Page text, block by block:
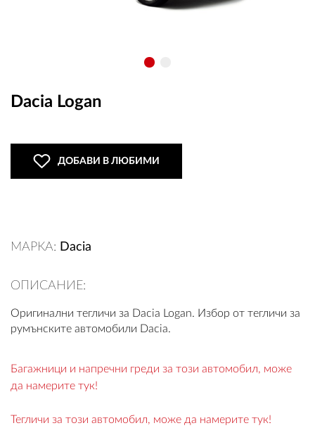
Dacia Logan
ДОБАВИ В ЛЮБИМИ
МАРКА: Dacia
ОПИСАНИЕ:
Оригинални тегличи за Dacia Logan. Избор от тегличи за
румънските автомобили Dacia.
Багажници и напречни греди за този автомобил, може
да намерите тук!
Тегличи за този автомобил, може да намерите тук!
УСЛОВИЯ ЗА ДОСТАВКА